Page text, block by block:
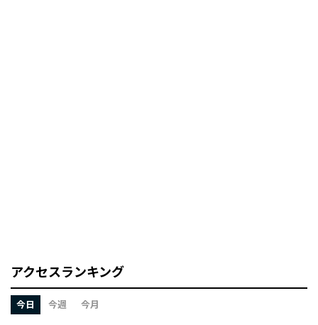
アクセスランキング
今日 今週 今月